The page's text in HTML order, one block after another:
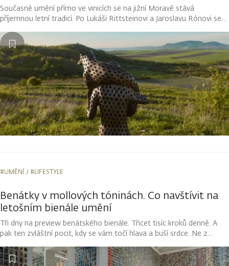
Současné umění přímo ve vinicích se na jižní Moravě stává
příjemnou letní tradicí. Po Lukáši Rittsteinovi a Jaroslavu Rónovi se
Michala Gabriela. Jeho díla vstupují do dialogu s okolní krajinou,
proměňují se s denním světlem i počasím a nabízejí kolemjdoucím
možnost zastavit se a vnímat prostor kolem sebe novým
způsobem.
#UMĚNÍ #LIFESTYLE
Benátky v mollových tóninách. Co navštívit na
letošním bienále umění
Tři dny na preview benátského bienále. Třicet tisíc kroků denně. A
pak ten zvláštní pocit, kdy se vám točí hlava a buší srdce. Ne z
monumentální indickou výšivkou a nošením látkových mimin v
japonském pavilonu. A upřímně nelituji ani kroku.